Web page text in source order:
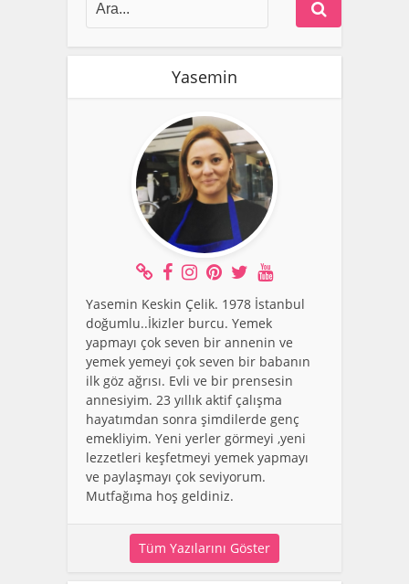
Yasemin
Yasemin Keskin Çelik. 1978 İstanbul
doğumlu..İkizler burcu. Yemek
yapmayı çok seven bir annenin ve
yemek yemeyi çok seven bir babanın
ilk göz ağrısı. Evli ve bir prensesin
annesiyim. 23 yıllık aktif çalışma
hayatımdan sonra şimdilerde genç
emekliyim. Yeni yerler görmeyi ,yeni
lezzetleri keşfetmeyi yemek yapmayı
ve paylaşmayı çok seviyorum.
Mutfağıma hoş geldiniz.
Tüm Yazılarını Göster